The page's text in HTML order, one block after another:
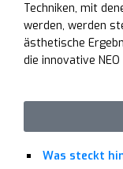
Techniken, mit
werden, werden
ästhetische
die innovative
Was steckt